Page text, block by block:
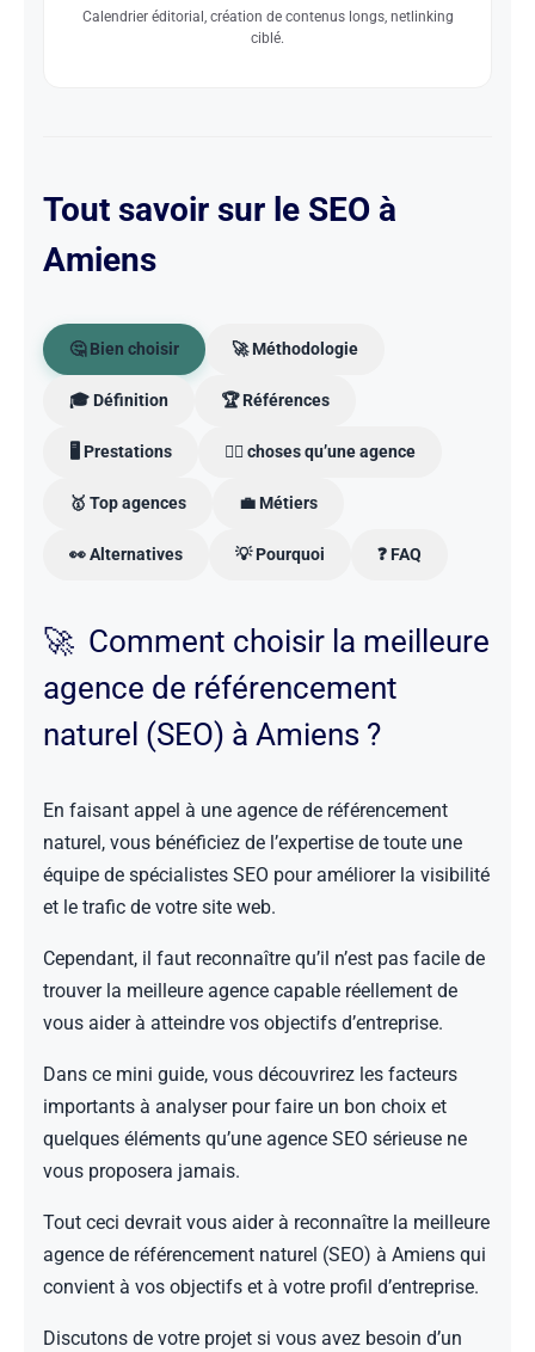
Calendrier éditorial, création de contenus longs, netlinking
ciblé.
Tout savoir sur le SEO à
Amiens
🤔 Bien choisir 🚀 Méthodologie
🎓 Définition 🏆 Références
🖥️ Prestations 🙅‍♂️ choses qu’une agence
🥇 Top agences 💼 Métiers
👀 Alternatives 💡 Pourquoi ❓ FAQ
🚀 Comment choisir la meilleure
agence de référencement
naturel (SEO) à Amiens ?
En faisant appel à une agence de référencement
naturel, vous bénéficiez de l’expertise de toute une
équipe de spécialistes SEO pour améliorer la visibilité
et le trafic de votre site web.
Cependant, il faut reconnaître qu’il n’est pas facile de
trouver la meilleure agence capable réellement de
vous aider à atteindre vos objectifs d’entreprise.
Dans ce mini guide, vous découvrirez les facteurs
importants à analyser pour faire un bon choix et
quelques éléments qu’une agence SEO sérieuse ne
vous proposera jamais.
Tout ceci devrait vous aider à reconnaître la meilleure
agence de référencement naturel (SEO) à Amiens qui
convient à vos objectifs et à votre profil d’entreprise.
Discutons de votre projet si vous avez besoin d’un